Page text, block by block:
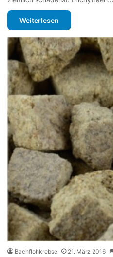
Weiterlesen
Bachflohkrebse 21. März 2016